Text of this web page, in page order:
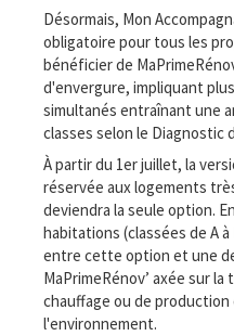
Désormais, Mon
obligatoire pour tous les
bénéficier de
d'envergure, impliquant
simultanés entraînant une
classes selon le Diagnostic
À partir du 1er juillet, la
réservée aux logements
deviendra la seule option.
habitations (classées de A
entre cette option et une
MaPrimeRénov’ axée sur
chauffage ou de
l'environnement.